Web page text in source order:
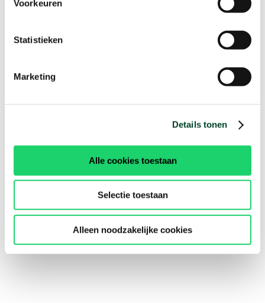
Voorkeuren
Statistieken
Marketing
Details tonen
Alle cookies toestaan
Selectie toestaan
Alleen noodzakelijke cookies